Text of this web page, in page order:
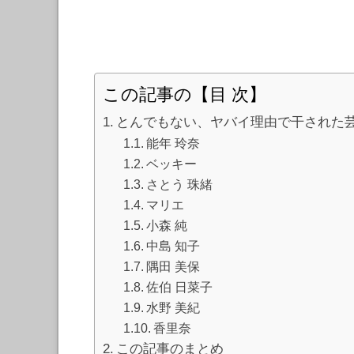
この記事の【目 次】
とんでもない、ヤバイ理由で干された
能年 玲奈
ベッキー
さとう 珠緒
マリエ
小森 純
中島 知子
隅田 美保
佐伯 日菜子
水野 美紀
香里奈
この記事のまとめ